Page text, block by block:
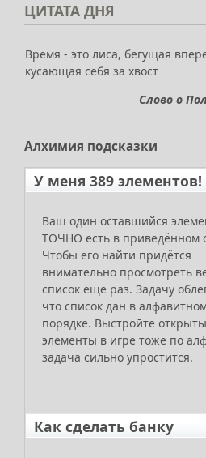
ЦИТАТА ДНЯ
Время - это лиса, бегущая
кусающая себя за хвост
Слово о
Алхимия подсказки
У меня 389 элементов!
Ваш один оставшийся
ТОЧНО есть в приведённом
Чтобы его найти придётся
внимательно просмотреть
список ещё раз. Задачу
что список дан в
порядке. Выстройте
элементы в игре тоже по
задача сильно упростится.
Как сделать банку